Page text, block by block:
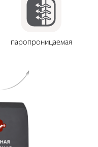
паропроницаемая